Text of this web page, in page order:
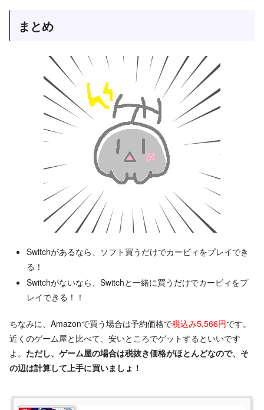
まとめ
Switchがあるなら、ソフト買うだけでカービィをプレイでき
る！
Switchがないなら、Switchと一緒に買うだけでカービィをプ
レイできる！！
ちなみに、Amazonで買う場合は予約価格で税込み5,566円です。
近くのゲーム屋と比べて、安いところでゲットするといいです
よ。 ただし、ゲーム屋の場合は税抜き価格がほとんどなので、そ
の辺は計算して上手に買いましょ！